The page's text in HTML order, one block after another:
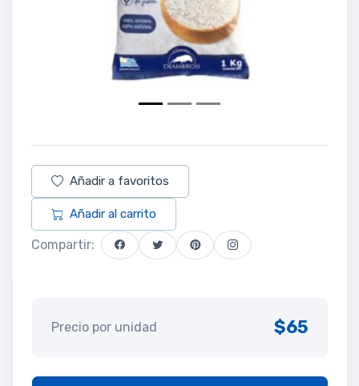
Añadir a favoritos
Añadir al carrito
Compartir:
Precio por unidad $65